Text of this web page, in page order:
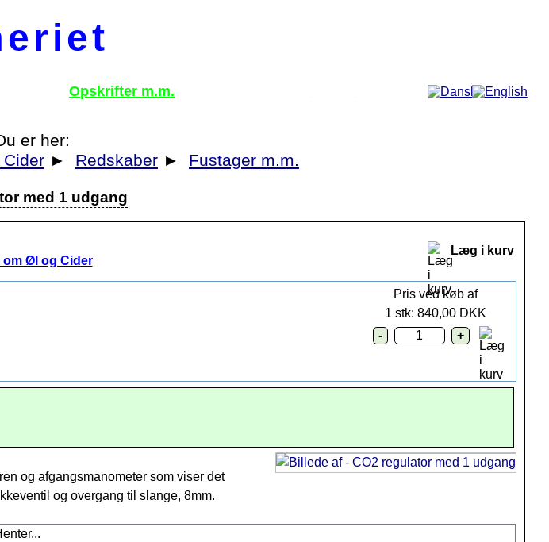
Opskrifter m.m.
er her:
► Redskaber ► Fustager m.m.
med 1 udgang
om Øl og Cider
Læg i kurv
Pris ved køb af
1 stk: 840,00 DKK
og afgangsmanometer som viser det
og overgang til slange, 8mm.